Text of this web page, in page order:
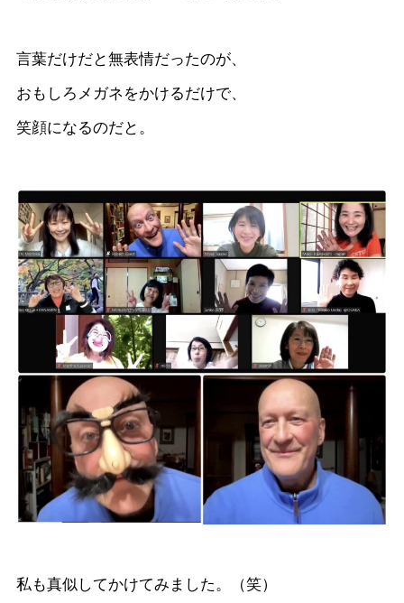
言葉だけだと無表情だったのが、
おもしろメガネをかけるだけで、
笑顔になるのだと。
私も真似してかけてみました。（笑）